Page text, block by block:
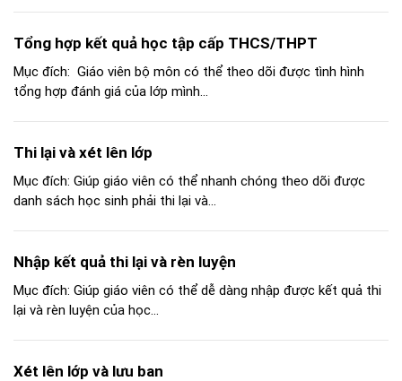
Tổng hợp kết quả học tập cấp THCS/THPT
Mục đích: Giáo viên bộ môn có thể theo dõi được tình hình
tổng hợp đánh giá của lớp mình...
Thi lại và xét lên lớp
Mục đích: Giúp giáo viên có thể nhanh chóng theo dõi được
danh sách học sinh phải thi lại và...
Nhập kết quả thi lại và rèn luyện
Mục đích: Giúp giáo viên có thể dễ dàng nhập được kết quả thi
lại và rèn luyện của học...
Xét lên lớp và lưu ban